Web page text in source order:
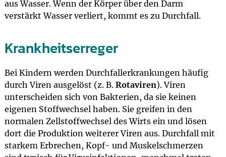
aus Wasser. Wenn der Körper über den Darm
verstärkt Wasser verliert, kommt es zu Durchfall.
Krankheitserreger
Bei Kindern werden Durchfallerkrankungen häufig
durch Viren ausgelöst (z. B. Rotaviren). Viren
unterscheiden sich von Bakterien, da sie keinen
eigenen Stoffwechsel haben. Sie greifen in den
normalen Zellstoffwechsel des Wirts ein und lösen
dort die Produktion weiterer Viren aus. Durchfall mit
starkem Erbrechen, Kopf- und Muskelschmerzen